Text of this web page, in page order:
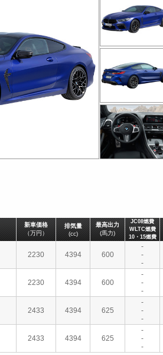
新車価格
（万円）
排気量
(cc)
最高出力
(馬力)
JC08燃費
WLTC燃費
10・15燃費
2230 4394 600
-
-
-
2230 4394 600
-
-
-
2433 4394 625
-
-
-
2433 4394 625
-
-
-